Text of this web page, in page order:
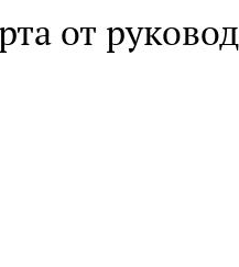
от